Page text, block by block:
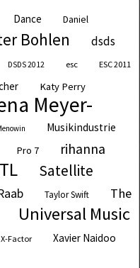
Dance
Daniel
Bohlen dsds
DSDS 2012 esc ESC 2011
Katy Perry
Meyer-
Musikindustrie
Pro 7 rihanna
Satellite
Taylor Swift
The
Universal Music
X-Factor
Xavier Naidoo